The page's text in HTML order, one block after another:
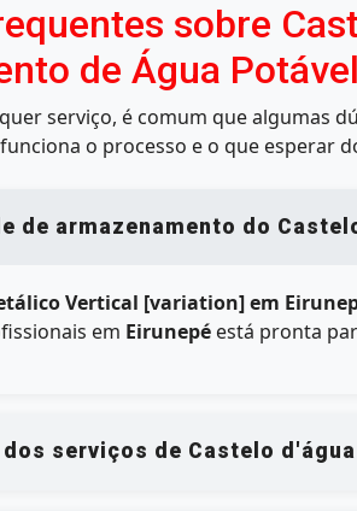
sobre
de Água
serviço, é comum que algumas
o processo e o que esperar
de armazenamento do
Vertical [variation] em
em Eirunepé está pronta
serviços de Castelo